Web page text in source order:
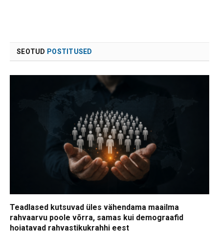
SEOTUD POSTITUSED
Teadlased kutsuvad üles vähendama maailma
rahvaarvu poole võrra, samas kui demograafid
hoiatavad rahvastikukrahhi eest